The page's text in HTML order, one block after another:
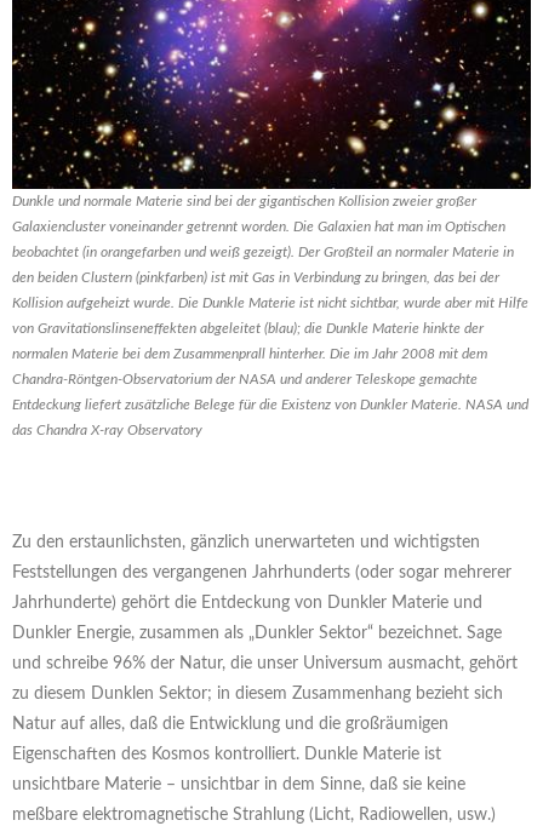
Dunkle und normale Materie sind bei der gigantischen Kollision zweier großer
Galaxiencluster voneinander getrennt worden. Die Galaxien hat man im Optischen
beobachtet (in orangefarben und weiß gezeigt). Der Großteil an normaler Materie in
den beiden Clustern (pinkfarben) ist mit Gas in Verbindung zu bringen, das bei der
Kollision aufgeheizt wurde. Die Dunkle Materie ist nicht sichtbar, wurde aber mit Hilfe
von Gravitationslinseneffekten abgeleitet (blau); die Dunkle Materie hinkte der
normalen Materie bei dem Zusammenprall hinterher. Die im Jahr 2008 mit dem
Chandra-Röntgen-Observatorium der NASA und anderer Teleskope gemachte
Entdeckung liefert zusätzliche Belege für die Existenz von Dunkler Materie. NASA und
das Chandra X-ray Observatory
Zu den erstaunlichsten, gänzlich unerwarteten und wichtigsten
Feststellungen des vergangenen Jahrhunderts (oder sogar mehrerer
Jahrhunderte) gehört die Entdeckung von Dunkler Materie und
Dunkler Energie, zusammen als „Dunkler Sektor“ bezeichnet. Sage
und schreibe 96% der Natur, die unser Universum ausmacht, gehört
zu diesem Dunklen Sektor; in diesem Zusammenhang bezieht sich
Natur auf alles, daß die Entwicklung und die großräumigen
Eigenschaften des Kosmos kontrolliert. Dunkle Materie ist
unsichtbare Materie – unsichtbar in dem Sinne, daß sie keine
meßbare elektromagnetische Strahlung (Licht, Radiowellen, usw.)